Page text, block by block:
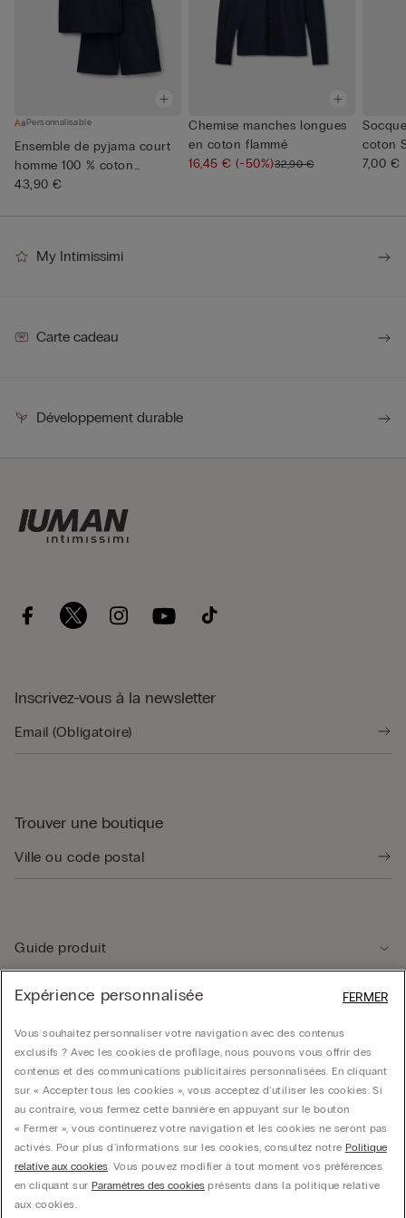
Personnalisable
Ensemble de pyjama court
homme 100 % coton
Supérie...
43,90 €
Chemise manches longues
en coton flammé
16,45 €(-50%)32,90 €
coton
7,00 €
My Intimissimi
Carte cadeau
Développement durable
Inscrivez-vous à la newsletter
Trouver une boutique
Guide produit
Service client
Données légales
Société
© CALZEDONIA SpA, Via Monte Baldo, 20 - 37062 - Dossobuono di Villafranca (VR) -
Expérience personnalisée
Vous souhaitez personnaliser votre navigation avec des contenus
exclusifs ? Avec les cookies de profilage, nous pouvons vous offrir des
contenus et des communications publicitaires personnalisées. En cliquant
sur « Accepter tous les cookies », vous acceptez d'utiliser les cookies. Si
au contraire, vous fermez cette bannière en appuyant sur le bouton
« Fermer », vous continuerez votre navigation et les cookies ne seront pas
activés. Pour plus d'informations sur les cookies, consultez notre Politique
relative aux cookies. Vous pouvez modifier à tout moment vos préférences
en cliquant sur Paramètres des cookiesprésents dans la politique relative
aux cookies.
FERMER